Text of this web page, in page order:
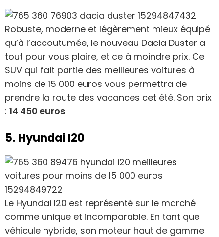
Robuste, moderne et légèrement mieux équipé
qu’à l’accoutumée, le nouveau Dacia Duster a
tout pour vous plaire, et ce à moindre prix. Ce
SUV qui fait partie des meilleures voitures à
moins de 15 000 euros vous permettra de
prendre la route des vacances cet été. Son prix
: 14 450 euros.
5. Hyundai I20
Le Hyundai I20 est représenté sur le marché
comme unique et incomparable. En tant que
véhicule hybride, son moteur haut de gamme